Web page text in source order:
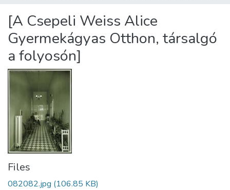
Statistics
About us
[A Csepeli Weiss Alice
Gyermekágyas Otthon, társalgó
a folyosón]
Files
082082.jpg (106.85 KB)